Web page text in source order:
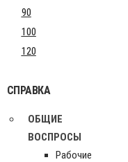
90
100
120
СПРАВКА
ОБЩИЕ
ВОСПРОСЫ
Рабочие